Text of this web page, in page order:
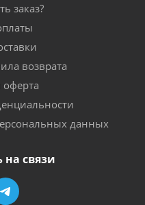
заказ?
возврата
данных
на связи